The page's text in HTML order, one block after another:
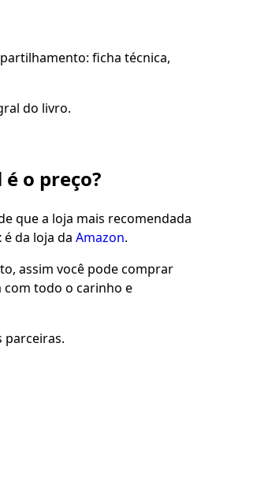
ficha técnica,
do livro.
o preço?
que a loja mais recomendada
é da loja da Amazon.
assim você pode comprar
com todo o carinho e
parceiras.